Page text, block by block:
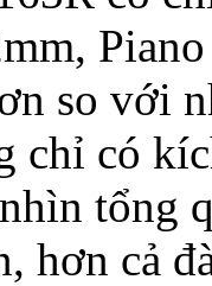
so với
chỉ có
tổng
hơn cả